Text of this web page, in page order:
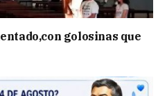
golosinas que